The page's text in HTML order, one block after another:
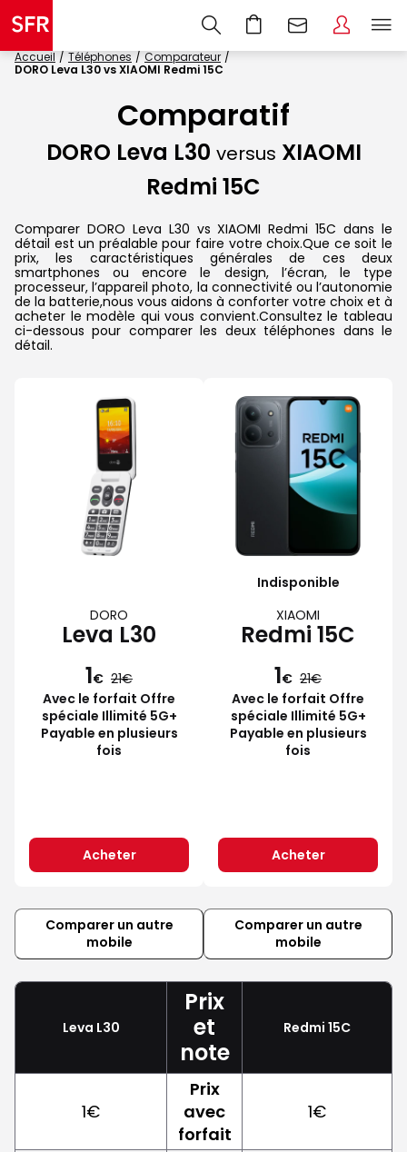
Accueil Téléphones
Comparateur
DORO Leva L30 vs XIAOMI Redmi 15C
Comparatif
DORO Leva L30 versus XIAOMI
Redmi 15C
Comparer DORO Leva L30 vs XIAOMI Redmi 15C dans le
détail est un préalable pour faire votre choix.Que ce soit le
prix, les caractéristiques générales de ces deux
smartphones ou encore le design, l’écran, le type
processeur, l’appareil photo, la connectivité ou l’autonomie
de la batterie,nous vous aidons à conforter votre choix et à
acheter le modèle qui vous convient.Consultez le tableau
ci-dessous pour comparer les deux téléphones dans le
détail.
DORO
Leva L30
1€ 21
Avec le forfait Offre
spéciale Illimité 5G+
Payable en plusieurs
fois
Acheter
Indisponible
XIAOMI
Redmi 15C
1€ 21
Avec le forfait Offre
spéciale Illimité 5G+
Payable en plusieurs
fois
Acheter
Comparer un autre
mobile
Comparer un autre
mobile
Leva L30
Prix
et
note
Redmi 15C
1€
Prix
avec
forfait
1€